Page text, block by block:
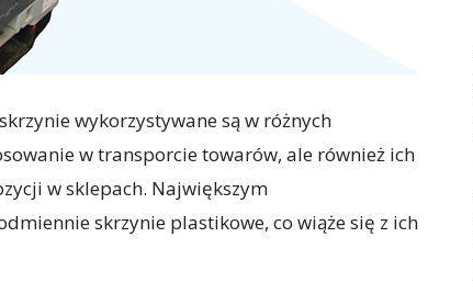
wykorzystywane są w różnych
w transporcie towarów, ale również ich
w sklepach. Największym
skrzynie plastikowe, co wiąże się z ich